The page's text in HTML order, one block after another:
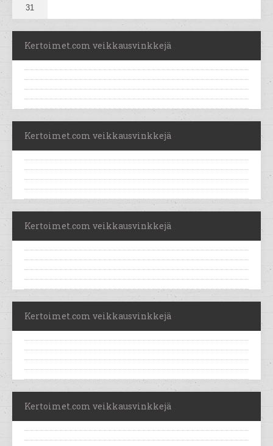
31
Kertoimet.com veikkausvinkkejä
Kertoimet.com veikkausvinkkejä
Kertoimet.com veikkausvinkkejä
Kertoimet.com veikkausvinkkejä
Kertoimet.com veikkausvinkkejä